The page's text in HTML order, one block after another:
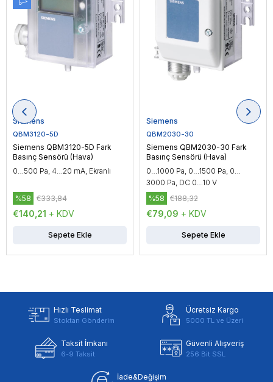
Siemens
QBM3120-5D
Siemens QBM3120-5D Fark
Basınç Sensörü (Hava)
0…500 Pa, 4…20 mA, Ekranlı
€140,21 + KDV
%58 €333,84
Sepete Ekle
Siemens
QBM2030-30
Siemens QBM2030-30 Fark
Basınç Sensörü (Hava)
0…1000 Pa, 0…1500 Pa, 0…
3000 Pa, DC 0…10 V
€79,09 + KDV
%58 €188,32
Sepete Ekle
Hızlı Teslimat
Stoktan Gönderim
Ücretsiz Kargo
5000 TL ve Üzeri
Taksit İmkanı
6-9 Taksit
Güvenli Alışveriş
256 Bit SSL
İade&Değişim